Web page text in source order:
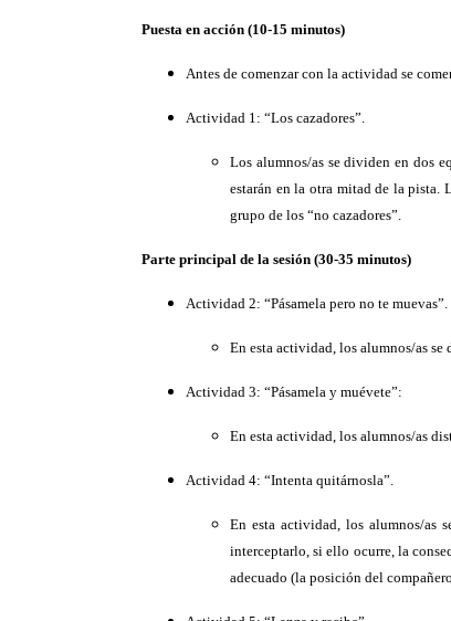
Puesta en acción (10-15 minutos)
Antes de comenzar con la actividad se
Actividad 1: “Los cazadores”.
Los alumnos/as se dividen en dos
estarán en la otra mitad de la pista.
grupo de los “no cazadores”.
Parte principal de la sesión (30-35 minutos)
Actividad 2: “Pásamela pero no te muevas”.
En esta actividad, los alumnos/as
Actividad 3: “Pásamela y muévete”:
En esta actividad, los alumnos/as
Actividad 4: “Intenta quitárnosla”.
En esta actividad, los alumnos/as
interceptarlo, si ello ocurre, la
adecuado (la posición del